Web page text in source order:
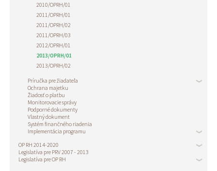
2010/OPRH/01
2011/OPRH/01
2011/OPRH/02
2011/OPRH/03
2012/OPRH/01
2013/OPRH/01
2013/OPRH/02
Príručka pre žiadateľa
Ochrana majetku
Žiadosť o platbu
Monitorovacie správy
Podporné dokumenty
Vlastný dokument
Systém finančného riadenia
Implementácia programu
OP RH 2014-2020
Legislatíva pre PRV 2007 - 2013
Legislatíva pre OP RH